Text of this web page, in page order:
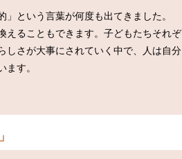
という言葉が何度も出てきました。
えることもできます。子どもたちそれぞ
しさが大事にされていく中で、人は自分
す。